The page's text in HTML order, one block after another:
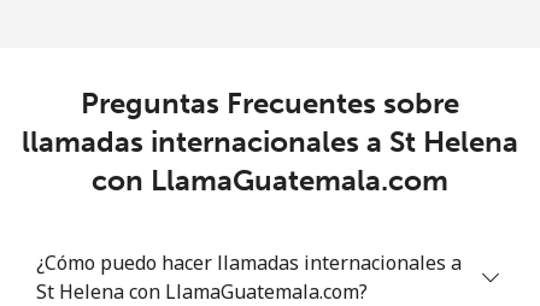
Preguntas Frecuentes sobre
llamadas internacionales a St Helena
con LlamaGuatemala.com
¿Cómo puedo hacer llamadas internacionales a
St Helena con LlamaGuatemala.com?